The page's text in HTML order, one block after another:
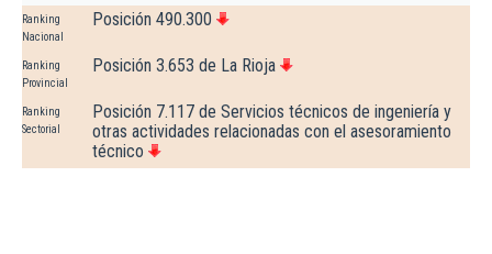
Ranking
Nacional
Posición 490.300
Ranking
Provincial
Posición 3.653 de La Rioja
Ranking
Sectorial
Posición 7.117 de Servicios técnicos de ingeniería y
otras actividades relacionadas con el asesoramiento
técnico